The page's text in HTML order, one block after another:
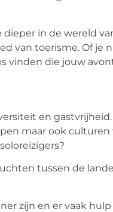
in de wereld
van toerisme. Of je
vinden die jouw
en
maar ook culturen
tussen de
zijn en er vaak